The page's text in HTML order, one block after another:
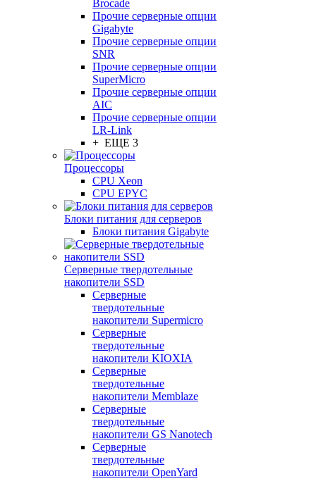
Brocade
Прочие серверные опции
Gigabyte
Прочие серверные опции
SNR
Прочие серверные опции
SuperMicro
Прочие серверные опции
AIC
Прочие серверные опции
LR-Link
+ ЕЩЕ 3
Процессоры
CPU Xeon
CPU EPYC
Блоки питания для серверов
Блоки питания Gigabyte
Серверные твердотельные
накопители SSD
Cерверные
твердотельные
накопители Supermicro
Cерверные
твердотельные
накопители KIOXIA
Cерверные
твердотельные
накопители Memblaze
Cерверные
твердотельные
накопители GS Nanotech
Серверные
твердотельные
накопители OpenYard